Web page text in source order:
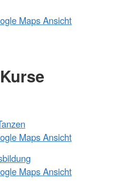
Maps Ansicht
Kurse
Maps Ansicht
Maps Ansicht